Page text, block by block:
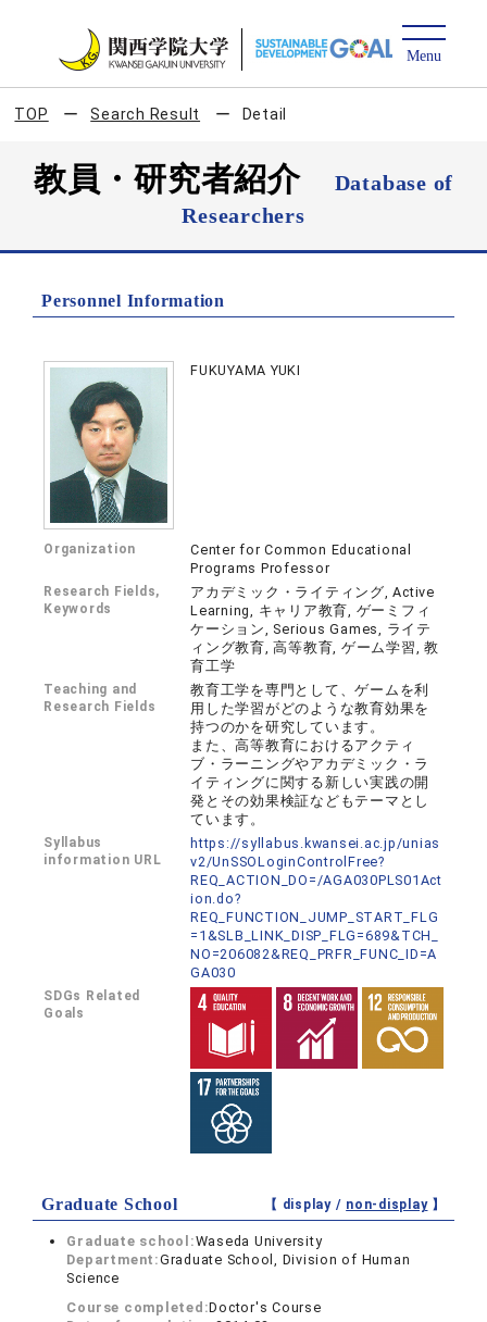
TOP Search Result Detail
教員・研究者紹介
Database of
Researchers
Personnel Information
FUKUYAMA YUKI
Organization
Center for Common Educational
Programs Professor
Research Fields,
Keywords
アカデミック・ライティング, Active
Learning, キャリア教育, ゲーミフィ
ケーション, Serious Games, ライテ
ィング教育, 高等教育, ゲーム学習, 教
育工学
Teaching and
Research Fields
教育工学を専門として、ゲームを利
用した学習がどのような教育効果を
持つのかを研究しています。
また、高等教育におけるアクティ
ブ・ラーニングやアカデミック・ラ
イティングに関する新しい実践の開
発とその効果検証などもテーマとし
ています。
Syllabus
information URL
https://syllabus.kwansei.ac.jp/unias
v2/UnSSOLoginControlFree?
REQ_ACTION_DO=/AGA030PLS01Act
ion.do?
REQ_FUNCTION_JUMP_START_FLG
=1&SLB_LINK_DISP_FLG=689&TCH_
NO=206082&REQ_PRFR_FUNC_ID=A
GA030
SDGs Related
Goals
Graduate School 【 display / non-display】
Graduate school:Waseda University
Department:Graduate School, Division of Human
Science
Course completed:Doctor's Course